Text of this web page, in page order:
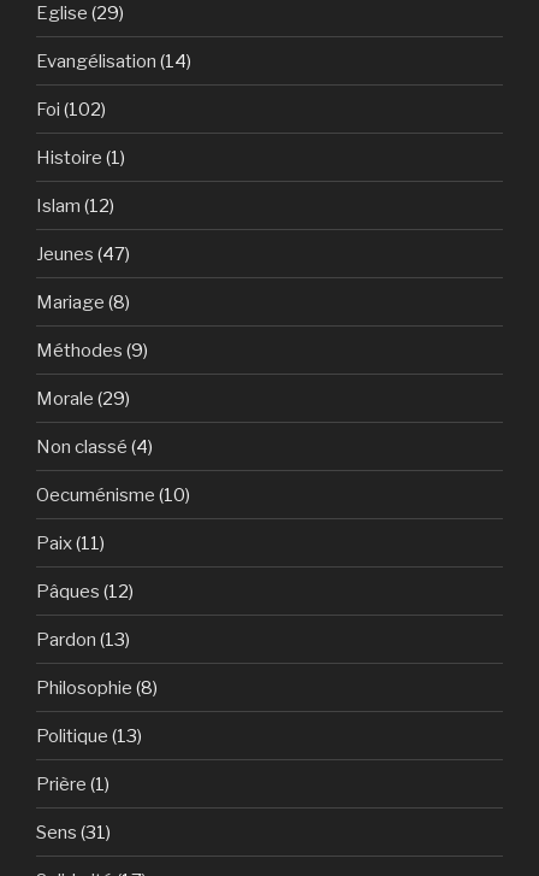
Eglise (29)
Evangélisation (14)
Foi (102)
Histoire (1)
Islam (12)
Jeunes (47)
Mariage (8)
Méthodes (9)
Morale (29)
Non classé (4)
Oecuménisme (10)
Paix(11)
Pâques (12)
Pardon (13)
Philosophie (8)
Politique (13)
Prière (1)
Sens (31)